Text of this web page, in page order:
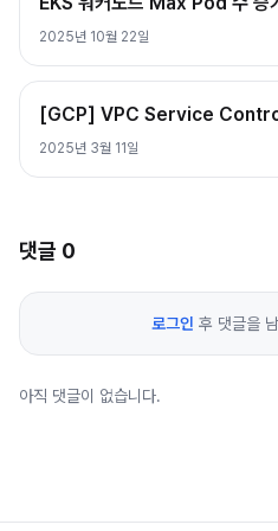
2025년 10월 22일
[GCP] VPC Service
2025년 3월 11일
댓글 0
로그인 후 댓글을
아직 댓글이 없습니다.